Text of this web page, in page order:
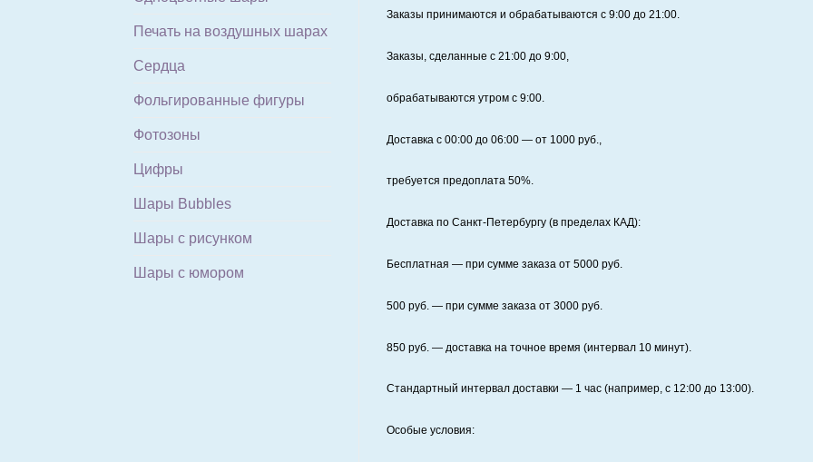
Печать на воздушных шарах
Сердца
Фольгированные фигуры
Фотозоны
Цифры
Шары Bubbles
Шары с рисунком
Шары с юмором
Заказы принимаются и обрабатываются с 9:00 до 21:00.
Заказы, сделанные с 21:00 до 9:00,
обрабатываются утром с 9:00.
Доставка с 00:00 до 06:00 — от 1000руб.,
требуется предоплата 50%.
Доставка по Санкт‑Петербургу (в пределах КАД):
Бесплатная — при сумме заказа от 5000руб.
500руб. — при сумме заказа от 3000руб.
850руб. — доставка на точное время (интервал 10 минут).
Стандартный интервал доставки — 1 час (например, с 12:00 до 13:00).
Особые условия: